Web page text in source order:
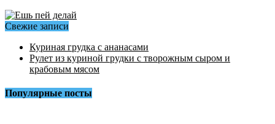
Свежие записи
Куриная грудка с ананасами
Рулет из куриной грудки с творожным сыром и
крабовым мясом
Популярные посты